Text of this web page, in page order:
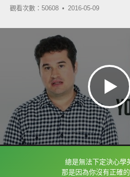
觀看次數：50608 • 2016-05-09
總是無法下定決心學
那是因為你沒有正確
框選或點兩下字幕可以